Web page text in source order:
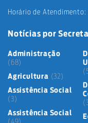
Horário de Atendimento:
Notícias por
Administração
(68)
Agricultura (32)
Assistência Social
(3)
Assistência Social